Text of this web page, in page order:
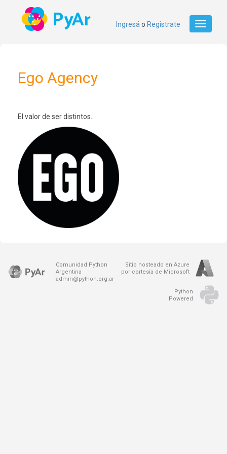
Toggle
Ingresá o Registrate
Ego Agency
El valor de ser distintos.
Comunidad Python
Argentina
admin@python.org.ar
Sitio hosteado en Azure
por cortesía de Microsoft
Python
Powered